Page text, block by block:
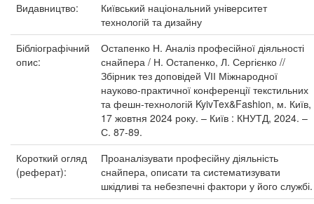
Видавництво:
Київський національний університет
технологій та дизайну
Бібліографічний
опис:
Остапенко Н. Аналіз професійної діяльності
снайпера / Н. Остапенко, Л. Сергієнко //
Збірник тез доповідей VІІ Міжнародної
науково-практичної конференції текстильних
та фешн-технологій KyivTex&Fashion, м. Київ,
17 жовтня 2024 року. – Київ : КНУТД, 2024. –
С. 87-89.
Короткий огляд
(реферат):
Проаналізувати професійну діяльність
снайпера, описати та систематизувати
шкідливі та небезпечні фактори у його службі.